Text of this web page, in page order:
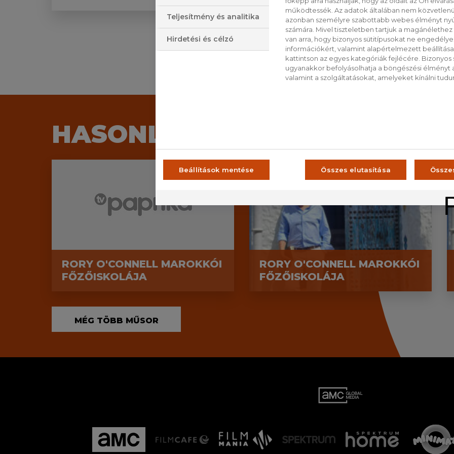
miközben bemutatják a csirkehús és a
VISSZA A LISTÁRA
HASONLÓ MŰSOROK
RORY O'CONNELL MAROKKÓI
FŐZŐISKOLÁJA
RORY O'CONNELL MAROKKÓI
FŐZŐISKOLÁJA
MÉG TÖBB MŰSOR
Teljesítmény és analitika
Hirdetési és célzó
működtessék. Az adatok általában nem
azonban személyre szabottabb webes élményt
számára. Mivel tiszteletben tartjuk a
van arra, hogy bizonyos sütitípusokat ne
információkért, valamint alapértelmezett
kattintson az egyes kategóriák fejlécére. Bizonyos
ugyanakkor befolyásolhatja a böngészési élményt
valamint a szolgáltatásokat, amelyeket kínálni
Beállítások mentése Összes elutasítása